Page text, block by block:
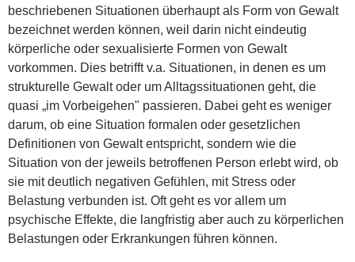
beschriebenen Situationen überhaupt als Form von Gewalt
bezeichnet werden können, weil darin nicht eindeutig
körperliche oder sexualisierte Formen von Gewalt
vorkommen. Dies betrifft v.a. Situationen, in denen es um
strukturelle Gewalt oder um Alltagssituationen geht, die
quasi „im Vorbeigehen" passieren. Dabei geht es weniger
darum, ob eine Situation formalen oder gesetzlichen
Definitionen von Gewalt entspricht, sondern wie die
Situation von der jeweils betroffenen Person erlebt wird, ob
sie mit deutlich negativen Gefühlen, mit Stress oder
Belastung verbunden ist. Oft geht es vor allem um
psychische Effekte, die langfristig aber auch zu körperlichen
Belastungen oder Erkrankungen führen können.